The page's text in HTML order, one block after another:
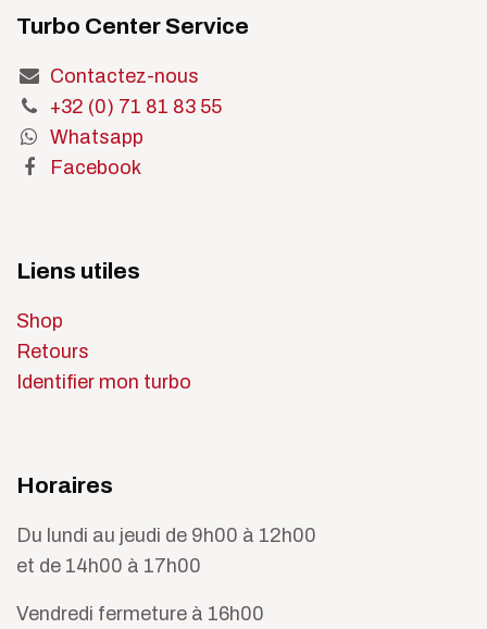
Turbo Center Service
Contactez-nous
+32 (0) 71 81 83 55
Whatsapp
Facebook
Liens utiles
Shop
Retours
Identifier mon turbo
Horaires
Du lundi au jeudi de 9h00 à 12h00
et de 14h00 à 17h00
Vendredi fermeture à 16h00